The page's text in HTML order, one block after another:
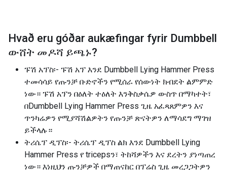
Hvað eru góðar aukæfingar fyrir Dumbbell
ውሸት መዶሻ ይጫኑ?
ፑሽ አፕስ፡- ፑሽ አፕ እንደ Dumbbell Lying Hammer Press
ተመሳሳይ የጡንቻ ቡድኖችን የሚሰራ የሰውነት ክብደት ልምምድ
ነው። ፑሽ አፕን በዕለት ተዕለት እንቅስቃሴዎ ውስጥ በማካተት፣
በDumbbell Lying Hammer Press ጊዜ አፈጻጸምዎን እና
ጥንካሬዎን የሚያሻሽልዎትን የጡንቻ ጽናትዎን ለማሳደግ ማገዝ
ይችላሉ።
ትሪሴፕ ዲፕስ፡- ትሪሴፕ ዲፕስ ልክ እንደ Dumbbell Lying
Hammer Press የ tricepsን፣ ትከሻዎችን እና ደረትን ያነጣጠረ
ነው። እነዚህን ጡንቻዎች በማጠናከር በፕሬስ ጊዜ መረጋጋትዎን